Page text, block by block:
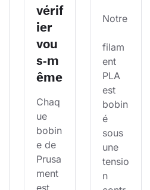
vérif
ier
vou
s‑m
ême
Chaq
ue
bobin
e de
Prusa
ment
Notre
filam
ent
PLA
est
bobin
é
sous
une
tensio
n